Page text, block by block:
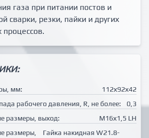
газа при питании постов и
сварки, резки, пайки и других
процессов.
мм:
112х92х42
рабочего давления, R, не более:
0,3
размеры, выход:
М16х1,5 LH
размеры,
Гайка накидная W21.8-